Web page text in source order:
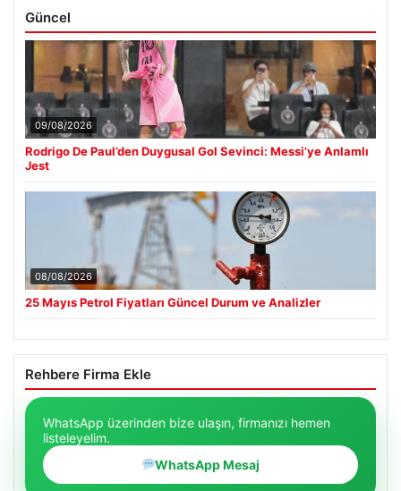
Güncel
09/08/2026
Rodrigo De Paul’den Duygusal Gol Sevinci: Messi’ye Anlamlı
Jest
08/08/2026
25 Mayıs Petrol Fiyatları Güncel Durum ve Analizler
Rehbere Firma Ekle
WhatsApp üzerinden bize ulaşın, firmanızı hemen
listeleyelim.
WhatsApp Mesaj